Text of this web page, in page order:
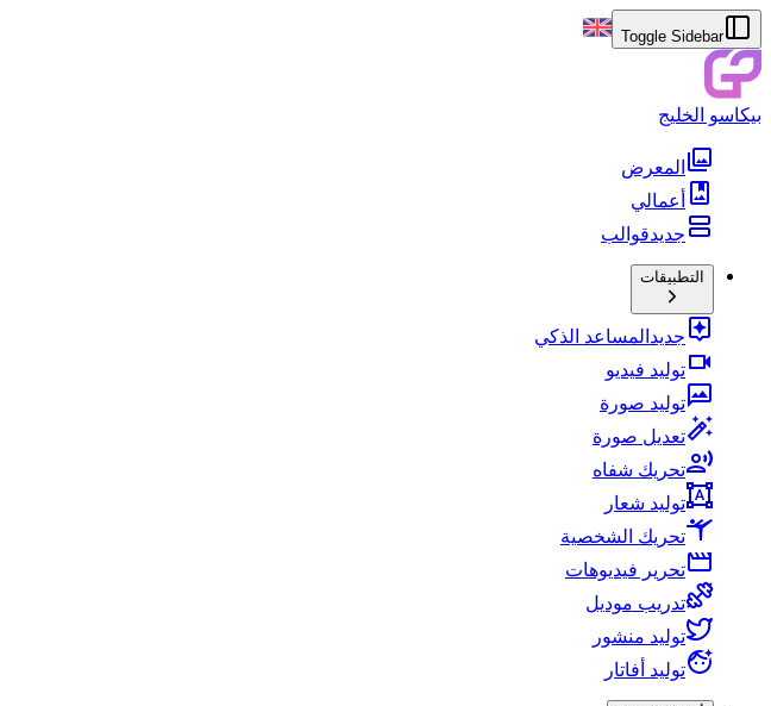
Toggle Sidebar
بيكاسو الخليج
المعرض
أعمالي
جديدقوالب
التطبيقات
جديد المساعد الذكي
توليد فيديو
توليد صورة
تعديل صورة
تحريك شفاه
توليد شعار
تحريك الشخصية
تحرير فيديوهات
تدريب موديل
توليد منشور
توليد أفاتار